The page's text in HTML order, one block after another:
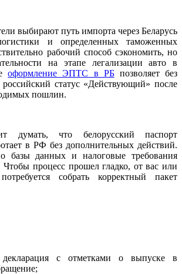
выбирают путь импорта через Беларусь
и определенных таможенных
рабочий способ сэкономить, но
на этапе легализации авто в
оформление ЭПТС в РБпозволяет без
статус «Действующий» после
пошлин.
думать, что белорусский паспорт
в РФ без дополнительных действий.
базы данных и налоговые требования
Чтобы процесс прошел гладко, от вас или
собрать корректный пакет
декларация с отметками о выпуске в